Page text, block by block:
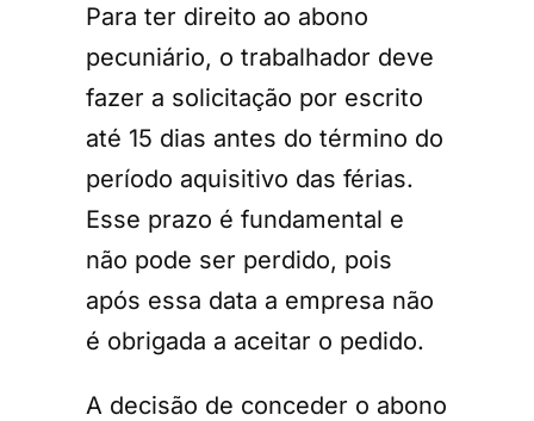
Para ter direito ao abono
pecuniário, o trabalhador deve
fazer a solicitação por escrito
até 15 dias antes do término do
período aquisitivo das férias.
Esse prazo é fundamental e
não pode ser perdido, pois
após essa data a empresa não
é obrigada a aceitar o pedido.
A decisão de conceder o abono